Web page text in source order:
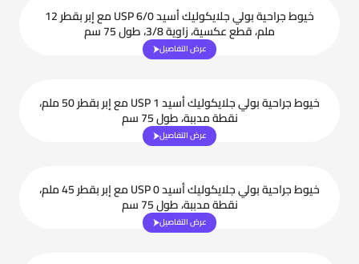
خيوط جراحية بولي جلايكوليك أسيد USP 6/0 مع إبر بقطر 12
ملم، قطع عكسية، زاوية 3/8، طول 75 سم
عرض التفاصيل
خيوط جراحية بولي جلايكوليك أسيد USP 1 مع إبر بقطر 50 ملم،
نقطة مدببة، طول 75 سم
عرض التفاصيل
خيوط جراحية بولي جلايكوليك أسيد USP 0 مع إبر بقطر 45 ملم،
نقطة مدببة، طول 75 سم
عرض التفاصيل